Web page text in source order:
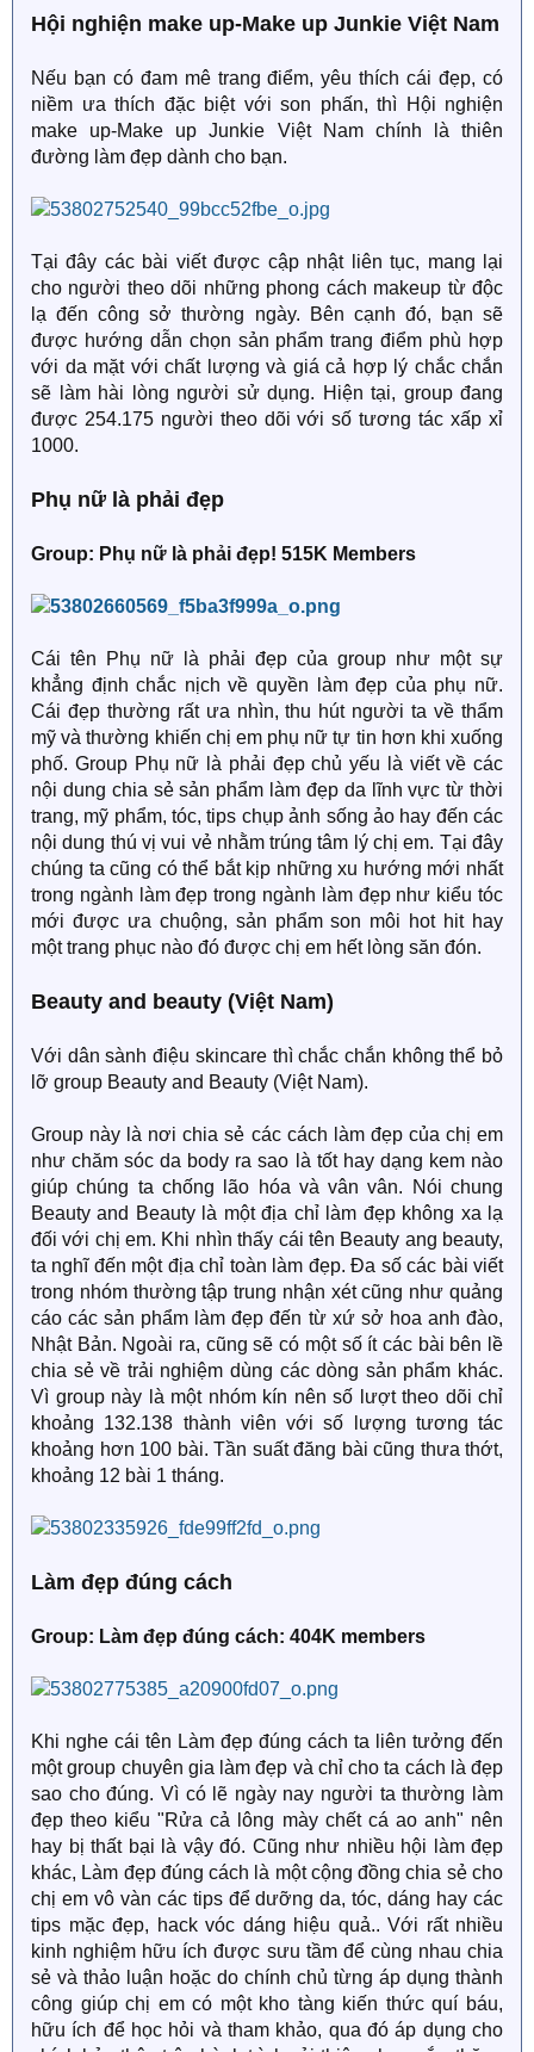
Hội nghiện make up-Make up Junkie Việt Nam
Nếu bạn có đam mê trang điểm, yêu thích cái đẹp, có
niềm ưa thích đặc biệt với son phấn, thì Hội nghiện
make up-Make up Junkie Việt Nam chính là thiên
đường làm đẹp dành cho bạn.
Tại đây các bài viết được cập nhật liên tục, mang lại
cho người theo dõi những phong cách makeup từ độc
lạ đến công sở thường ngày. Bên cạnh đó, bạn sẽ
được hướng dẫn chọn sản phẩm trang điểm phù hợp
với da mặt với chất lượng và giá cả hợp lý chắc chắn
sẽ làm hài lòng người sử dụng. Hiện tại, group đang
được 254.175 người theo dõi với số tương tác xấp xỉ
1000.
Phụ nữ là phải đẹp
Group: Phụ nữ là phải đẹp! 515K Members
Cái tên Phụ nữ là phải đẹp của group như một sự
khẳng định chắc nịch về quyền làm đẹp của phụ nữ.
Cái đẹp thường rất ưa nhìn, thu hút người ta về thẩm
mỹ và thường khiến chị em phụ nữ tự tin hơn khi xuống
phố. Group Phụ nữ là phải đẹp chủ yếu là viết về các
nội dung chia sẻ sản phẩm làm đẹp da lĩnh vực từ thời
trang, mỹ phẩm, tóc, tips chụp ảnh sống ảo hay đến các
nội dung thú vị vui vẻ nhằm trúng tâm lý chị em. Tại đây
chúng ta cũng có thể bắt kịp những xu hướng mới nhất
trong ngành làm đẹp trong ngành làm đẹp như kiểu tóc
mới được ưa chuộng, sản phẩm son môi hot hit hay
một trang phục nào đó được chị em hết lòng săn đón.
Beauty and beauty (Việt Nam)
Với dân sành điệu skincare thì chắc chắn không thể bỏ
lỡ group Beauty and Beauty (Việt Nam).
Group này là nơi chia sẻ các cách làm đẹp của chị em
như chăm sóc da body ra sao là tốt hay dạng kem nào
giúp chúng ta chống lão hóa và vân vân. Nói chung
Beauty and Beauty là một địa chỉ làm đẹp không xa lạ
đối với chị em. Khi nhìn thấy cái tên Beauty ang beauty,
ta nghĩ đến một địa chỉ toàn làm đẹp. Đa số các bài viết
trong nhóm thường tập trung nhận xét cũng như quảng
cáo các sản phẩm làm đẹp đến từ xứ sở hoa anh đào,
Nhật Bản. Ngoài ra, cũng sẽ có một số ít các bài bên lề
chia sẻ về trải nghiệm dùng các dòng sản phẩm khác.
Vì group này là một nhóm kín nên số lượt theo dõi chỉ
khoảng 132.138 thành viên với số lượng tương tác
khoảng hơn 100 bài. Tần suất đăng bài cũng thưa thớt,
khoảng 12 bài 1 tháng.
Làm đẹp đúng cách
Group: Làm đẹp đúng cách: 404K members
Khi nghe cái tên Làm đẹp đúng cách ta liên tưởng đến
một group chuyên gia làm đẹp và chỉ cho ta cách là đẹp
sao cho đúng. Vì có lẽ ngày nay người ta thường làm
đẹp theo kiểu "Rửa cả lông mày chết cá ao anh" nên
hay bị thất bại là vậy đó. Cũng như nhiều hội làm đẹp
khác, Làm đẹp đúng cách là một cộng đồng chia sẻ cho
chị em vô vàn các tips để dưỡng da, tóc, dáng hay các
tips mặc đẹp, hack vóc dáng hiệu quả.. Với rất nhiều
kinh nghiệm hữu ích được sưu tầm để cùng nhau chia
sẻ và thảo luận hoặc do chính chủ từng áp dụng thành
công giúp chị em có một kho tàng kiến thức quí báu,
hữu ích để học hỏi và tham khảo, qua đó áp dụng cho